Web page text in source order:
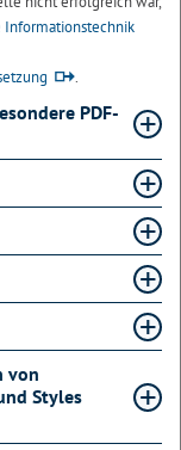
.
PDF-
von
Styles